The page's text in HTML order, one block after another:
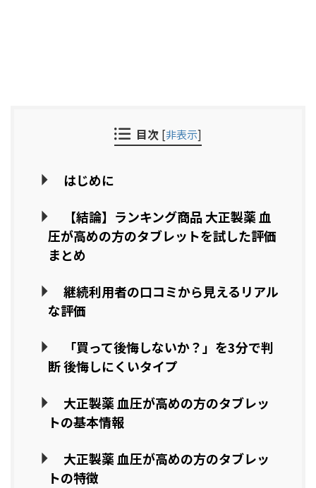
目次 [非表示]
はじめに
【結論】ランキング商品 大正製薬 血
圧が高めの方のタブレットを試した評価
まとめ
継続利用者の口コミから見えるリアル
な評価
「買って後悔しないか？」を3分で判
断 後悔しにくいタイプ
大正製薬 血圧が高めの方のタブレッ
トの基本情報
大正製薬 血圧が高めの方のタブレッ
トの特徴